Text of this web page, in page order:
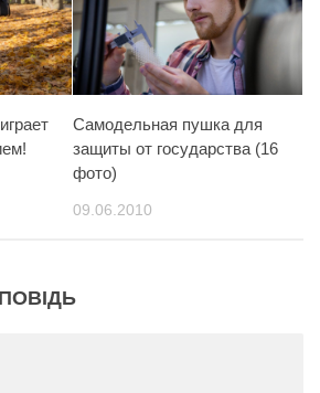
Самодельная пушка для
защиты от государства (16
фото)
09.06.2010